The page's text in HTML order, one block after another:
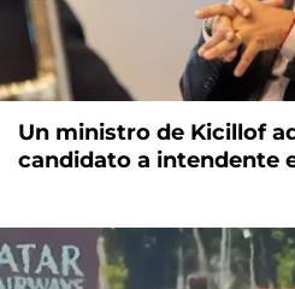
Un ministro de Kicillof
candidato a intendente